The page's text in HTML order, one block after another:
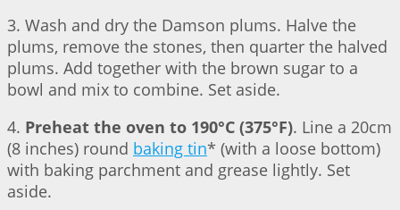
3. Wash and dry the Damson plums. Halve the
plums, remove the stones, then quarter the halved
plums. Add together with the brown sugar to a
bowl and mix to combine. Set aside.
4. Preheat the oven to 190°C (375°F). Line a 20cm
(8 inches) round baking tin* (with a loose bottom)
with baking parchment and grease lightly. Set
aside.